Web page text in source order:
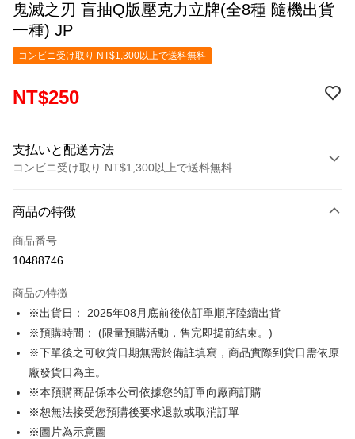
鬼滅之刃 盲抽Q版壓克力立牌(全8種 隨機出貨
一種) JP
コンビニ受け取り NT$1,300以上で送料無料
NT$250
支払いと配送方法
コンビニ受け取り NT$1,300以上で送料無料
クレジットカード1回払い
コンビニ店頭代金引換
Apple Pay
Easy Wallet
Google Pay
ATM払い
代金引換
商品の特徴
商品番号
10488746
商品の特徴
※出貨日： 2025年08月底前後依訂單順序陸續出貨
※預購時間： (限量預購活動，售完即提前結束。)
※下單後之可收貨日期無需於備註填寫，商品實際到貨日需依原
廠發貨日為主。
※本預購商品係本公司依據您的訂單向廠商訂購
※恕無法接受您預購後要求退款或取消訂單
※圖片為示意圖